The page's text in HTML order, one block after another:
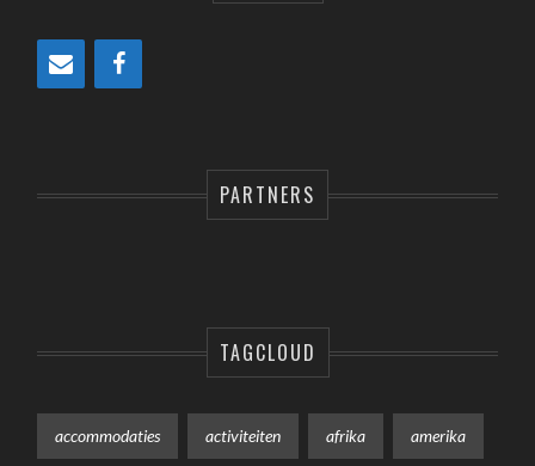
PARTNERS
TAGCLOUD
accommodaties activiteiten afrika amerika